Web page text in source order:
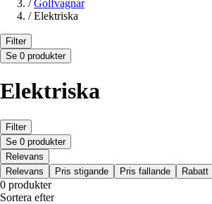
/ Golfvagnar
/ Elektriska
Filter
Se 0 produkter
Elektriska
Filter
Se 0 produkter
Relevans
Relevans
Pris stigande Pris fallande Rabatt
0 produkter
Sortera efter